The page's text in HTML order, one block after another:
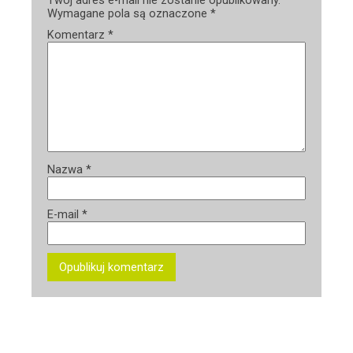
Wymagane pola są oznaczone *
Komentarz *
Nazwa *
E-mail *